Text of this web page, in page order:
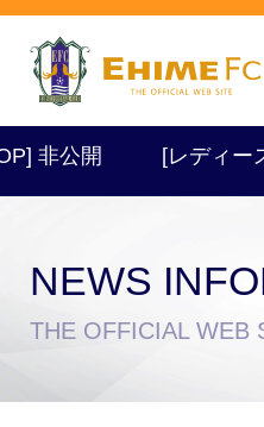
チケットを購入
公開 [レディース
NEWS
THE OFFICIAL WEB